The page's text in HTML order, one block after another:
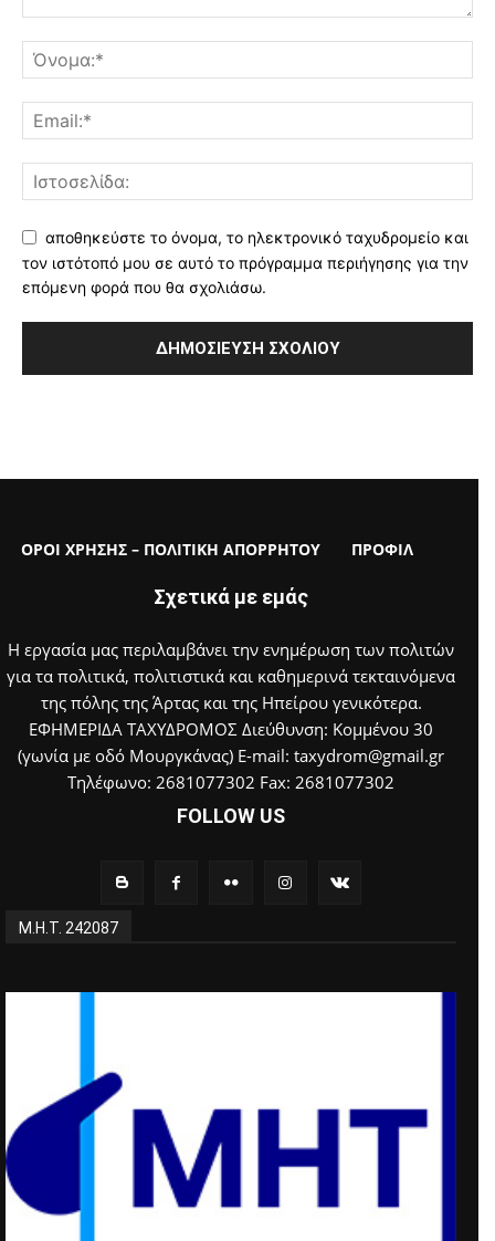
αποθηκεύστε το όνομα, το ηλεκτρονικό ταχυδρομείο και
τον ιστότοπό μου σε αυτό το πρόγραμμα περιήγησης για την
επόμενη φορά που θα σχολιάσω.
ΟΡΟΙ ΧΡΗΣΗΣ – ΠΟΛΙΤΙΚΗ ΑΠΟΡΡΗΤΟΥ ΠΡΟΦΙΛ
Σχετικά με εμάς
Η εργασία μας περιλαμβάνει την ενημέρωση των πολιτών
για τα πολιτικά, πολιτιστικά και καθημερινά τεκταινόμενα
της πόλης της Άρτας και της Ηπείρου γενικότερα.
ΕΦΗΜΕΡΙΔΑ ΤΑΧΥΔΡΟΜΟΣ Διεύθυνση: Κομμένου 30
(γωνία με οδό Μουργκάνας) E-mail: taxydrom@gmail.gr
Τηλέφωνο: 2681077302 Fax: 2681077302
FOLLOW US
Μ.Η.Τ. 242087